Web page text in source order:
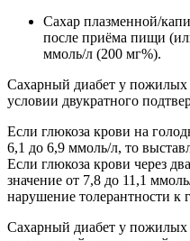
Сахар плазменной/
после приёма пищи
ммоль/л (200 мг%).
Сахарный диабет у пожилых
условии двукратного
Если глюкоза крови на
6,1 до 6,9 ммоль/л, то
Если глюкоза крови через
значение от 7,8 до 11,1
нарушение толерантности к
Сахарный диабет у